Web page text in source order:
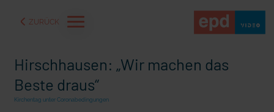
ZURÜCK
Hirschhausen: „Wir machen das
Beste draus“
Kirchentag unter Coronabedingungen